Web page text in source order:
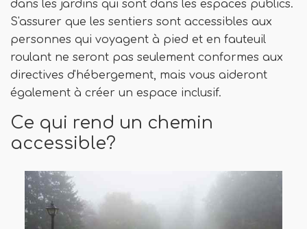
dans les jardins qui sont dans les espaces publics.
S'assurer que les sentiers sont accessibles aux
personnes qui voyagent à pied et en fauteuil
roulant ne seront pas seulement conformes aux
directives d'hébergement, mais vous aideront
également à créer un espace inclusif.
Ce qui rend un chemin
accessible?